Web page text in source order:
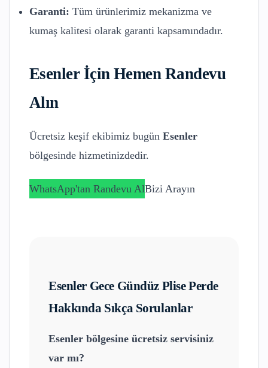
Garanti: Tüm ürünlerimiz mekanizma ve
kumaş kalitesi olarak garanti kapsamındadır.
Esenlerİçin Hemen Randevu
Alın
Ücretsiz keşif ekibimiz bugün Esenler
bölgesinde hizmetinizdedir.
WhatsApp'tan Randevu AlBizi Arayın
Esenler Gece Gündüz Plise Perde
Hakkında Sıkça Sorulanlar
Esenler bölgesine ücretsiz servisiniz
var mı?